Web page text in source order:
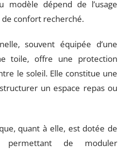
modèle dépend de l’usage
confort recherché.
souvent équipée d’une
toile, offre une protection
le soleil. Elle constitue une
un espace repas ou
quant à elle, est dotée de
permettant de moduler